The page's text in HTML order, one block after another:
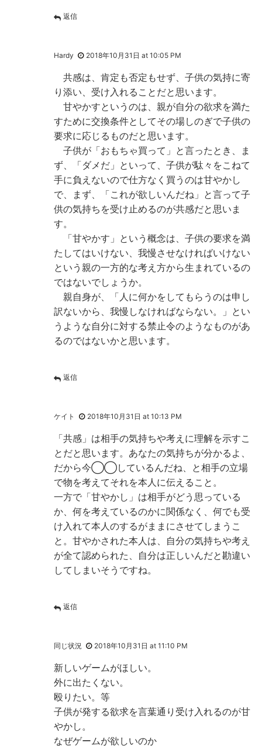
返信
Hardy 2018年10月31日 at 10:05 PM
共感は、肯定も否定もせず、子供の気持に寄
り添い、受け入れることだと思います。
甘やかすというのは、親が自分の欲求を満た
すために交換条件としてその場しのぎで子供の
要求に応じるものだと思います。
子供が「おもちゃ買って」と言ったとき、ま
ず、「ダメだ」といって、子供が駄々をこねて
手に負えないので仕方なく買うのは甘やかし
で、まず、「これが欲しいんだね」と言って子
供の気持ちを受け止めるのが共感だと思いま
す。
「甘やかす」という概念は、子供の要求を満
たしてはいけない、我慢させなければいけない
という親の一方的な考え方から生まれているの
ではないでしょうか。
親自身が、「人に何かをしてもらうのは申し
訳ないから、我慢しなければならない。」とい
うような自分に対する禁止令のようなものがあ
るのではないかと思います。
返信
ケイト 2018年10月31日 at 10:13 PM
「共感」は相手の気持ちや考えに理解を示すこ
とだと思います。あなたの気持ちが分かるよ、
だから今◯◯しているんだね、と相手の立場
で物を考えてそれを本人に伝えること。
一方で「甘やかし」は相手がどう思っている
か、何を考えているのかに関係なく、何でも受
け入れて本人のするがままにさせてしまうこ
と。甘やかされた本人は、自分の気持ちや考え
が全て認められた、自分は正しいんだと勘違い
してしまいそうですね。
返信
同じ状況 2018年10月31日 at 11:10 PM
新しいゲームがほしい。
外に出たくない。
殴りたい。等
子供が発する欲求を言葉通り受け入れるのが甘
やかし。
なぜゲームが欲しいのか